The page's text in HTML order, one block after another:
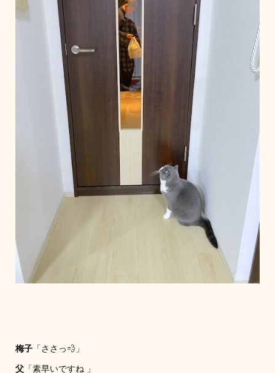
梅子「ささっ💨」
父「素早いですね 」